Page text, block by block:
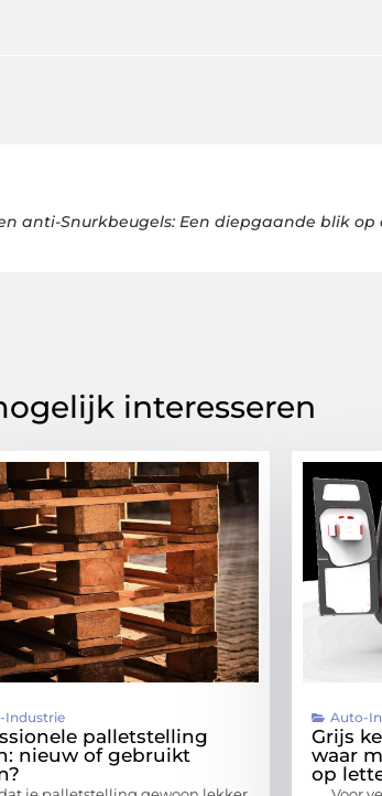
interesseren
Industrie
palletstelling
nieuw of gebruikt
Auto-
Grijs
waar
op